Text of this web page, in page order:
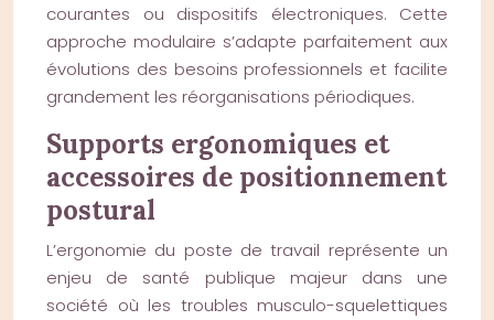
courantes ou dispositifs électroniques. Cette
approche modulaire s’adapte parfaitement aux
évolutions des besoins professionnels et facilite
grandement les réorganisations périodiques.
Supports ergonomiques et
accessoires de positionnement
postural
L’ergonomie du poste de travail représente un
enjeu de santé publique majeur dans une
société où les troubles musculo-squelettiques